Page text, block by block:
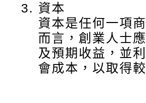
資本
資本是任何一項
而言，創業人士
及預期收益，並
會成本，以取得